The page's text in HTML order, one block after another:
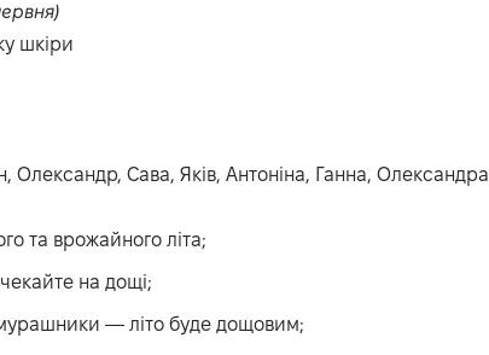
шкіри
Олександр, Сава, Яків, Антоніна, Ганна, Олександра
та врожайного літа;
на дощі;
— літо буде дощовим;